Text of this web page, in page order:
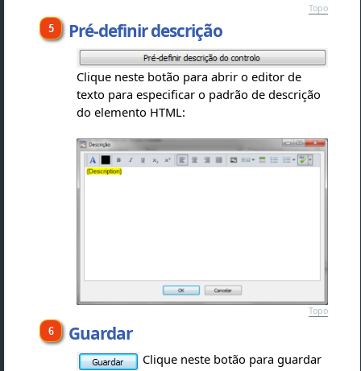
Topo
Pré-definir descrição
Clique neste botão para abrir o editor de
texto para especificar o padrão de descrição
do elemento HTML:
Topo
Guardar
Clique neste botão para guardar